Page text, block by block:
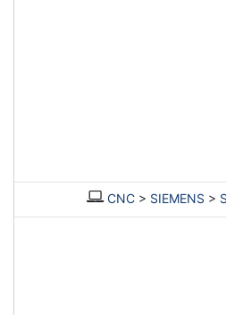
CNC> SIEMENS >